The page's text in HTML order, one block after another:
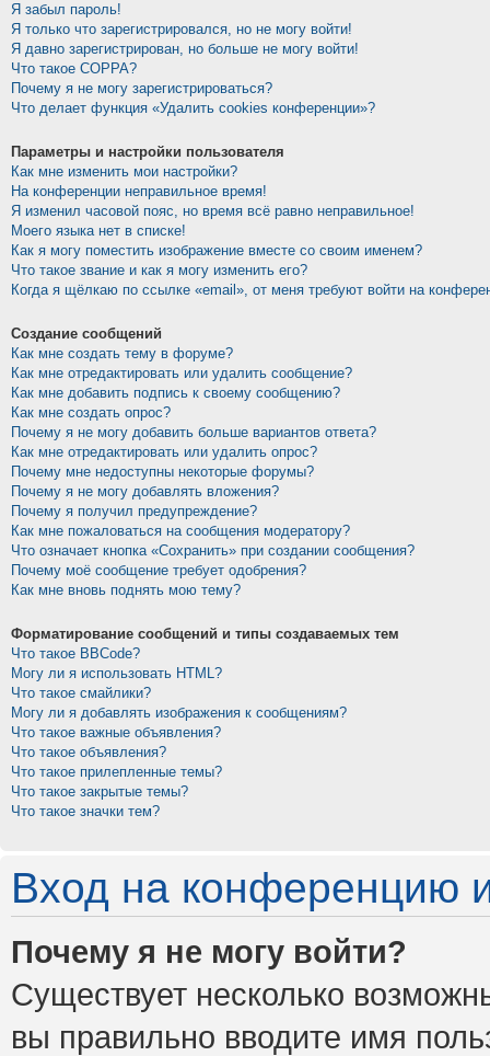
Я забыл пароль!
Я только что зарегистрировался, но не могу войти!
Я давно зарегистрирован, но больше не могу войти!
Что такое COPPA?
Почему я не могу зарегистрироваться?
Что делает функция «Удалить cookies конференции»?
Параметры и настройки пользователя
Как мне изменить мои настройки?
На конференции неправильное время!
Я изменил часовой пояс, но время всё равно неправильное!
Моего языка нет в списке!
Как я могу поместить изображение вместе со своим именем?
Что такое звание и как я могу изменить его?
Когда я щёлкаю по ссылке «email», от меня требуют войти на
Создание сообщений
Как мне создать тему в форуме?
Как мне отредактировать или удалить сообщение?
Как мне добавить подпись к своему сообщению?
Как мне создать опрос?
Почему я не могу добавить больше вариантов ответа?
Как мне отредактировать или удалить опрос?
Почему мне недоступны некоторые форумы?
Почему я не могу добавлять вложения?
Почему я получил предупреждение?
Как мне пожаловаться на сообщения модератору?
Что означает кнопка «Сохранить» при создании сообщения?
Почему моё сообщение требует одобрения?
Как мне вновь поднять мою тему?
Форматирование сообщений и типы создаваемых тем
Что такое BBCode?
Могу ли я использовать HTML?
Что такое смайлики?
Могу ли я добавлять изображения к сообщениям?
Что такое важные объявления?
Что такое объявления?
Что такое прилепленные темы?
Что такое закрытые темы?
Что такое значки тем?
Вход на конференцию
Почему я не могу войти?
Существует несколько
вы правильно вводите имя